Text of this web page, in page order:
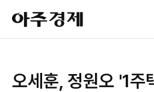
아
주
경
오세훈, 정원오 '1주